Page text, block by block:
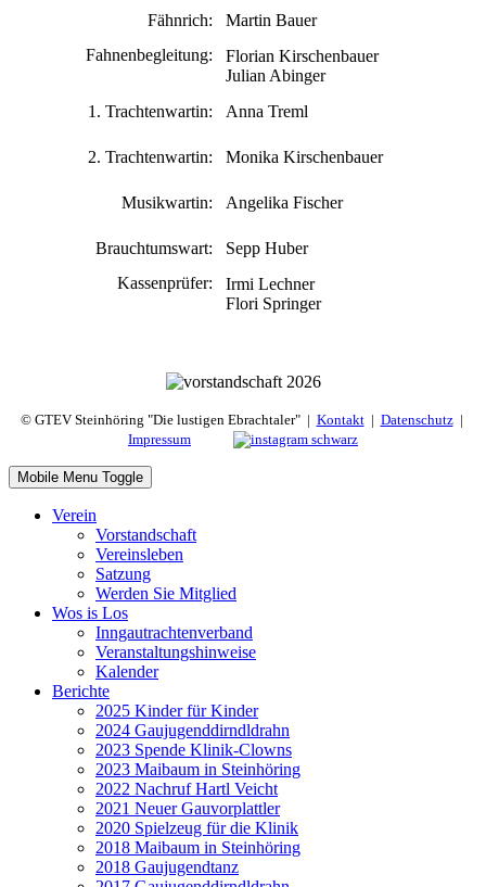
Fähnrich:
Martin Bauer
Fahnenbegleitung:
Florian Kirschenbauer
Julian Abinger
1. Trachtenwartin:
Anna Treml
2. Trachtenwartin: Monika Kirschenbauer
Musikwartin: Angelika Fischer
Brauchtumswart:
Sepp Huber
Kassenprüfer:
Irmi Lechner
Flori Springer
© GTEV Steinhöring "Die lustigen Ebrachtaler" | Kontakt| Datenschutz|
Impressum
Mobile Menu Toggle
Verein
Vorstandschaft
Vereinsleben
Satzung
Werden Sie Mitglied
Wos is Los
Inngautrachtenverband
Veranstaltungshinweise
Kalender
Berichte
2025 Kinder für Kinder
2024 Gaujugenddirndldrahn
2023 Spende Klinik-Clowns
2023 Maibaum in Steinhöring
2022 Nachruf Hartl Veicht
2021 Neuer Gauvorplattler
2020 Spielzeug für die Klinik
2018 Maibaum in Steinhöring
2018 Gaujugendtanz